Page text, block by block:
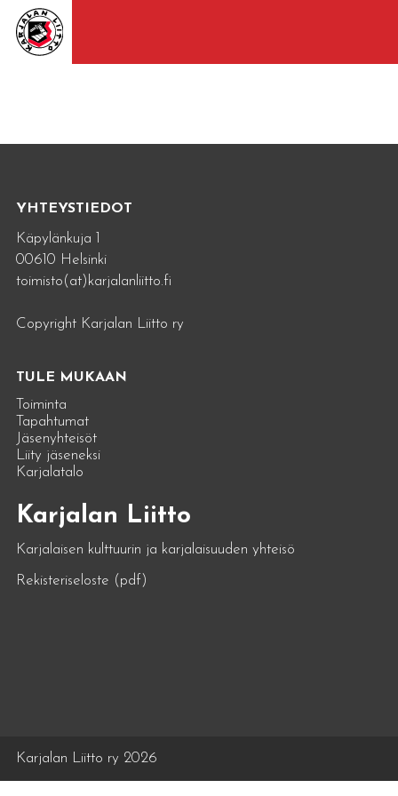
YHTEYSTIEDOT
Käpylänkuja 1
00610 Helsinki
toimisto(at)karjalanliitto.fi
Copyright Karjalan Liitto ry
TULE MUKAAN
Toiminta
Tapahtumat
Jäsenyhteisöt
Liity jäseneksi
Karjalatalo
Karjalan Liitto
Karjalaisen kulttuurin ja karjalaisuuden yhteisö
Rekisteriseloste (pdf)
Karjalan Liitto ry 2026